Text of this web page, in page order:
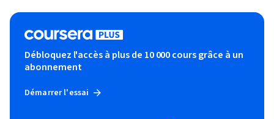
Débloquez l'accès à plus de 10 000 cours grâce à un
abonnement
Démarrer l'essai